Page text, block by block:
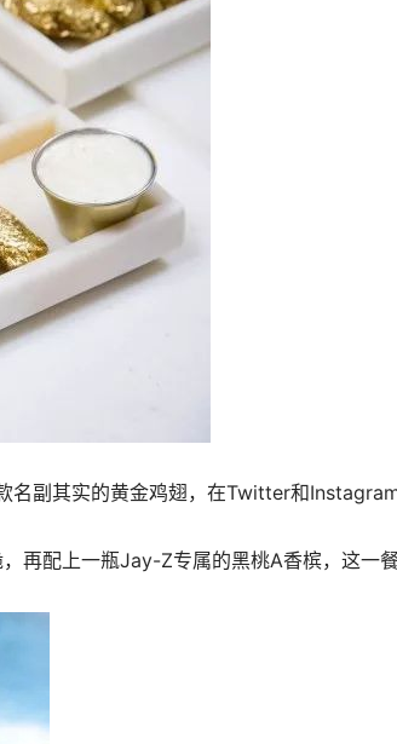
名副其实的黄金鸡翅，在Twitter和
再配上一瓶Jay-Z专属的黑桃A香槟，这一